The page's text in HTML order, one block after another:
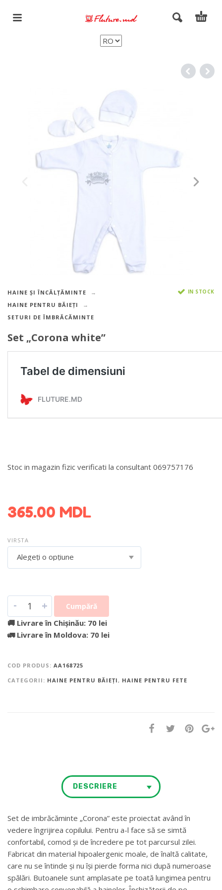
HAINE ȘI ÎNCĂLȚĂMINTE
HAINE PENTRU BĂIEȚI
SETURI DE ÎMBRĂCĂMINTE
IN STOCK
Set „Corona white”
Stoc in magazin fizic verificati la consultant 069757176
365.00 MDL
VIRSTA
Alegeți o opțiune
- + Cumpără
🚚 Livrare în Chișinău: 70 lei
🚛 Livrare în Moldova: 70 lei
COD PRODUS: AA168725
CATEGORII: HAINE PENTRU BĂIEȚI , HAINE PENTRU FETE
DESCRIERE
Set de imbrăcăminte „Corona” este proiectat având în
vedere îngrijirea copilului. Pentru a-l face să se simtă
confortabil, comod și de încredere pe tot parcursul zilei.
Fabricat din material hipoalergenic moale, de înaltă calitate,
care nu se întinde și nu își pierde forma nici după numeroase
spălări. Butoanele sunt amplasate pe toată lungimea pentru